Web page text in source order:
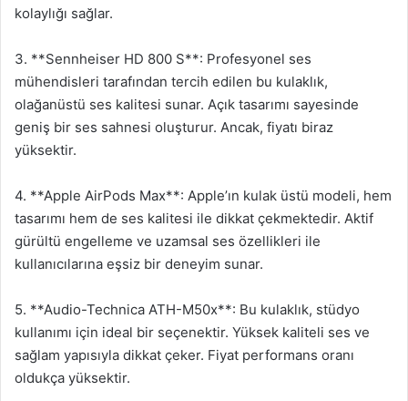
kolaylığı sağlar.
3. **Sennheiser HD 800 S**: Profesyonel ses
mühendisleri tarafından tercih edilen bu kulaklık,
olağanüstü ses kalitesi sunar. Açık tasarımı sayesinde
geniş bir ses sahnesi oluşturur. Ancak, fiyatı biraz
yüksektir.
4. **Apple AirPods Max**: Apple’ın kulak üstü modeli, hem
tasarımı hem de ses kalitesi ile dikkat çekmektedir. Aktif
gürültü engelleme ve uzamsal ses özellikleri ile
kullanıcılarına eşsiz bir deneyim sunar.
5. **Audio-Technica ATH-M50x**: Bu kulaklık, stüdyo
kullanımı için ideal bir seçenektir. Yüksek kaliteli ses ve
sağlam yapısıyla dikkat çeker. Fiyat performans oranı
oldukça yüksektir.